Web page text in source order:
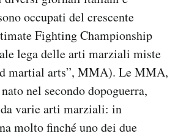
occupati del crescente
Fighting Championship
lega delle arti marziali miste
martial arts”, MMA). Le MMA,
nel secondo dopoguerra,
varie arti marziali: in
molto finché uno dei due